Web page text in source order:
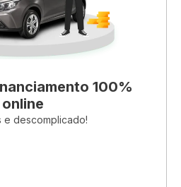
100%
online
e descomplicado!